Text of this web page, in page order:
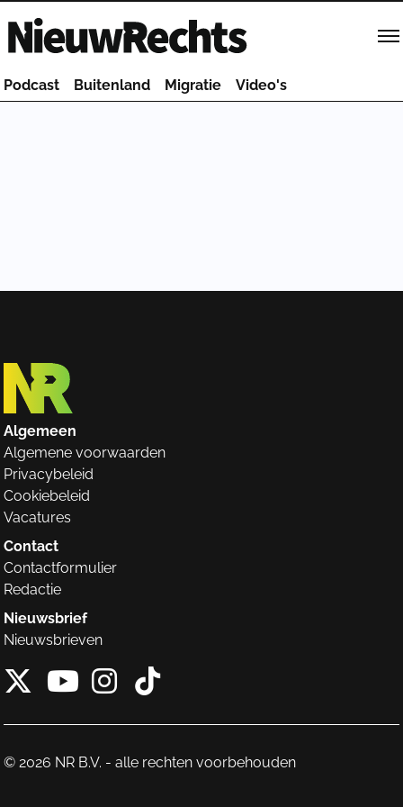
Homepage van NieuwRechts
Podcast Buitenland Migratie Video's
Algemeen
Algemene voorwaarden
Privacybeleid
Cookiebeleid
Vacatures
Contact
Contactformulier
Redactie
Nieuwsbrief
Nieuwsbrieven
X van NieuwRechts
Instagram van
Tiktok van
© 2026 NR B.V. - alle rechten voorbehouden